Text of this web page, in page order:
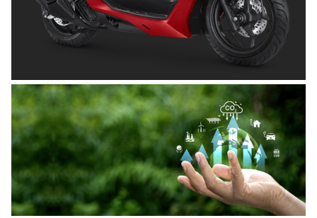
OTOMOTIF
Tips Memilih Helm yang Tepat untuk
Pengendara Motor agar Aman dan Nyaman